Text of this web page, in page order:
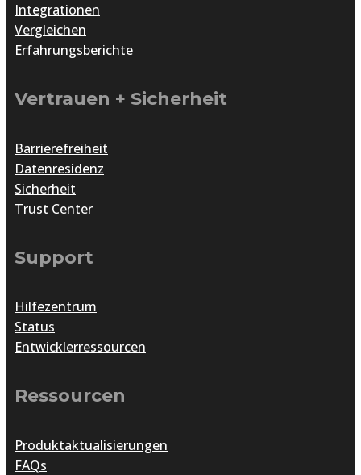
Integrationen
Vergleichen
Erfahrungsberichte
Vertrauen + Sicherheit
Barrierefreiheit
Datenresidenz
Sicherheit
Trust Center
Support
Hilfezentrum
Status
Entwicklerressourcen
Ressourcen
Produktaktualisierungen
FAQs